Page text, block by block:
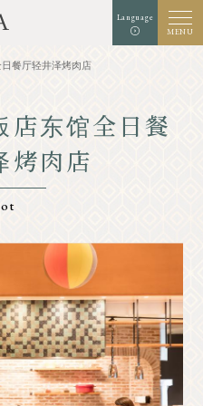
Language
MENU
字符大小 扩增
美食家
经验和艺术
商店
示范课程
餐厅轻井泽烤肉店
店东馆全日餐
烤肉店